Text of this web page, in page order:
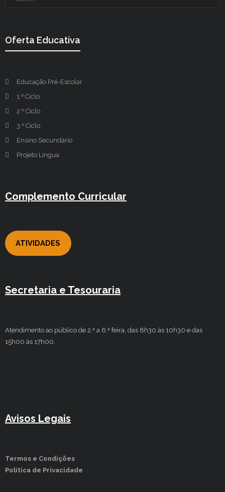
Oferta Educativa
Educação Pré-Escolar
1.º Ciclo
2.º Ciclo
3.º Ciclo
Ensino Secundário
Projeto Língua
Complemento Curricular
ATIVIDADES
Secretaria e Tesouraria
Atendimento ao público de 2.ª a 6.ª feira, das 8h30 às 10h30 e das
15h00 às 17h00.
Avisos Legais
Termos e Condições
Política de Privacidade